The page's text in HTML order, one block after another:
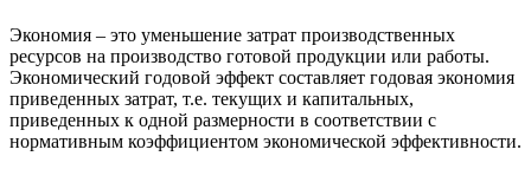
Экономия – это уменьшение затрат производственных
ресурсов на производство готовой продукции или работы.
Экономический годовой эффект составляет годовая экономия
приведенных затрат, т.е. текущих и капитальных,
приведенных к одной размерности в соответствии с
нормативным коэффициентом экономической эффективности.